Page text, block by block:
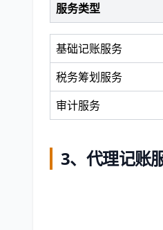
服务类型
基础记账服务
税务筹划服务
审计服务
3、 代理记账